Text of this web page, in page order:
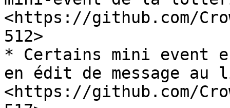
<https://github.com/
512>
* Certains mini event
en édit de message
<https://github.com/